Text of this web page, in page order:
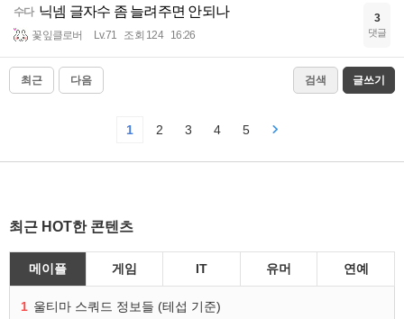
수다 닉넴 글자수 좀 늘려주면 안되나
꽃잎클로버 Lv.71 조회 124 16:26
3
댓글
최근 다음 검색 글쓰기
1 2 3 4 5
최근 HOT한 콘텐츠
메이플 게임 IT 유머 연예
1 울티마 스쿼드 정보들 (테섭 기준)